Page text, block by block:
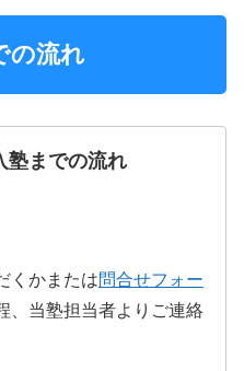
の流れ
塾までの流れ
くかまたは問合せフォー
、当塾担当者よりご連絡